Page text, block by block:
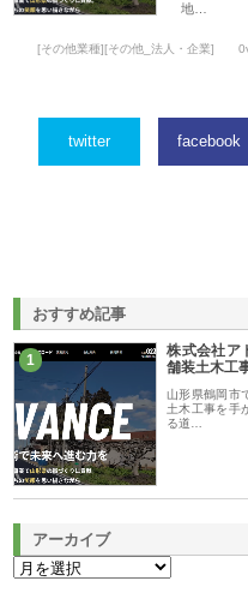
地…
[その他業種][その他_法人・企業]
twitter facebook
おすすめ記事
1
株式会社ア
舗装土木工
山形県鶴岡市
土木工事を手
る道…
アーカイブ